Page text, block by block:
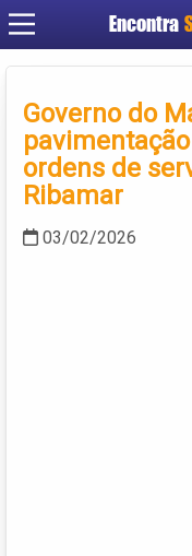
Encontra
Governo do
ordens de
Ribamar
03/02/2026